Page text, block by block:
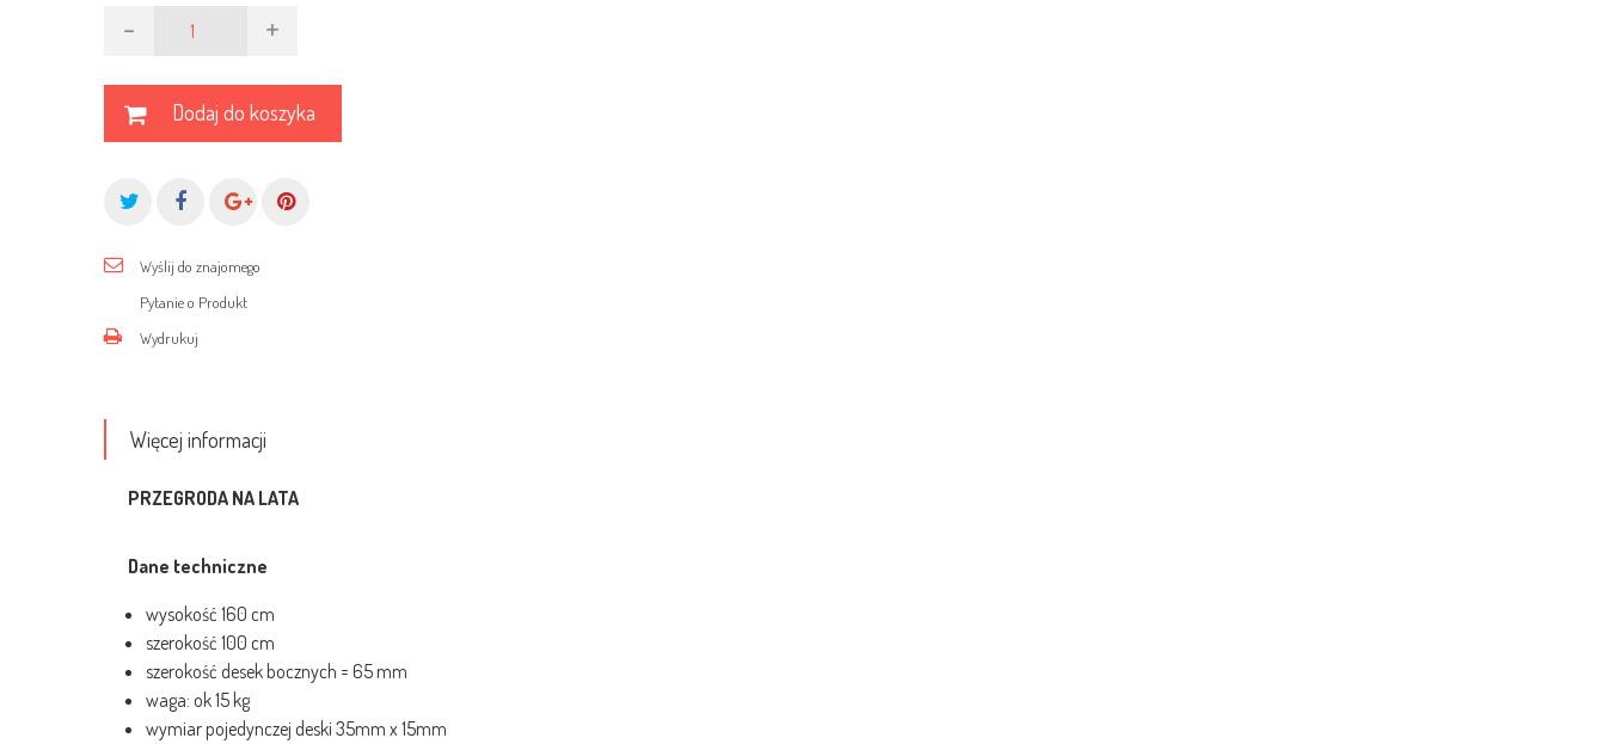
- +
Dodaj do koszyka
Wyślij do znajomego
Pytanie o Produkt
Wydrukuj
Więcej informacji
PRZEGRODA NA LATA
Dane techniczne
wysokość 160 cm
szerokość 100 cm
szerokość desek bocznych = 65 mm
waga: ok 15 kg
wymiar pojedynczej deski 35mm x 15mm